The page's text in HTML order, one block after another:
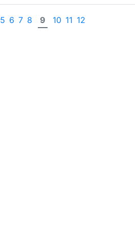
5 6 7 8 9 10 11 12